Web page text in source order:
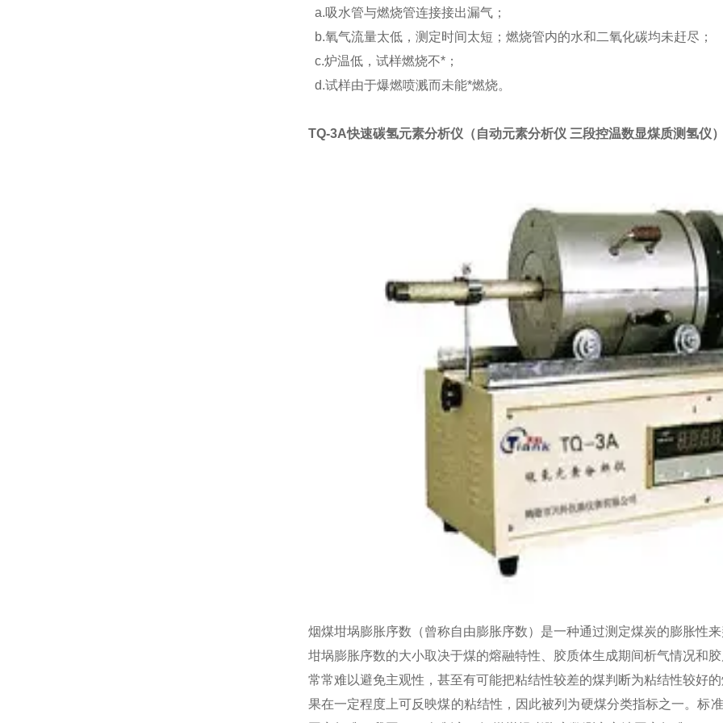
a.吸水管与燃烧管连接接出漏气；
b.氧气流量太低，测定时间太短；燃烧管内的水和二氧化碳均未赶尽；
c.炉温低，试样燃烧不*；
d.试样由于爆燃喷溅而未能*燃烧。
TQ-3A快速碳氢元素分析仪（自动元素分析仪 三段控温数显煤质测氢仪
烟煤坩埚膨胀序数（曾称自由膨胀序数）是一种通过测定煤炭的膨胀性
坩埚膨胀序数的大小取决于煤的熔融特性、胶质体生成期间析气情况和
常常难以避免主观性，甚至有可能把粘结性较差的煤判断为粘结性较好
果在一定程度上可反映煤的粘结性，因此被列为硬煤分类指标之一。标